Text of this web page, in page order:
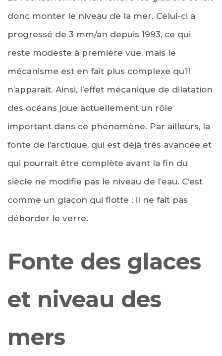
donc monter le niveau de la mer. Celui-ci a
progressé de 3 mm/an depuis 1993, ce qui
reste modeste à première vue, mais le
mécanisme est en fait plus complexe qu’il
n’apparaît. Ainsi, l’effet mécanique de dilatation
des océans joue actuellement un rôle
important dans ce phénomène. Par ailleurs, la
fonte de l’arctique, qui est déjà très avancée et
qui pourrait être complète avant la fin du
siècle ne modifie pas le niveau de l’eau. C’est
comme un glaçon qui flotte : il ne fait pas
déborder le verre.
Fonte des glaces
et niveau des
mers